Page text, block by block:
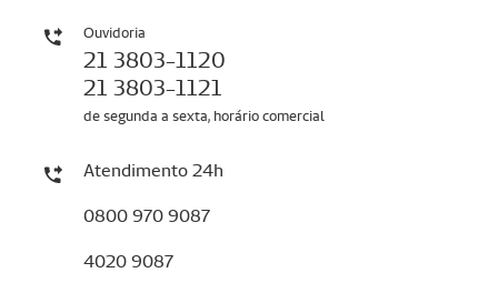
Ouvidoria
21 3803-1120
21 3803-1121
de segunda a sexta, horário comercial
Atendimento 24h
0800 970 9087
4020 9087